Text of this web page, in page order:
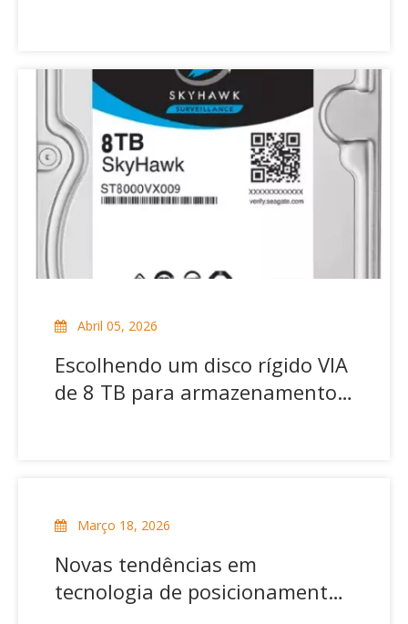
Abril 05, 2026
Escolhendo um disco rígido VIA
de 8 TB para armazenamento
Março 18, 2026
Novas tendências em
tecnologia de posicionamento